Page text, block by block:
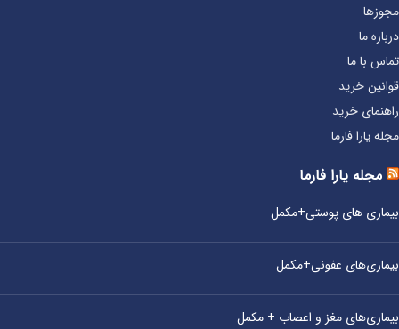
مجوزها
درباره ما
تماس با ما
قوانین خرید
راهنمای خرید
مجله یارا فارما
مجله یارا فارما
بیماری‌ های پوستی+مکمل
بیماری‌های عفونی+مکمل
بیماری‌های مغز و اعصاب + مکمل